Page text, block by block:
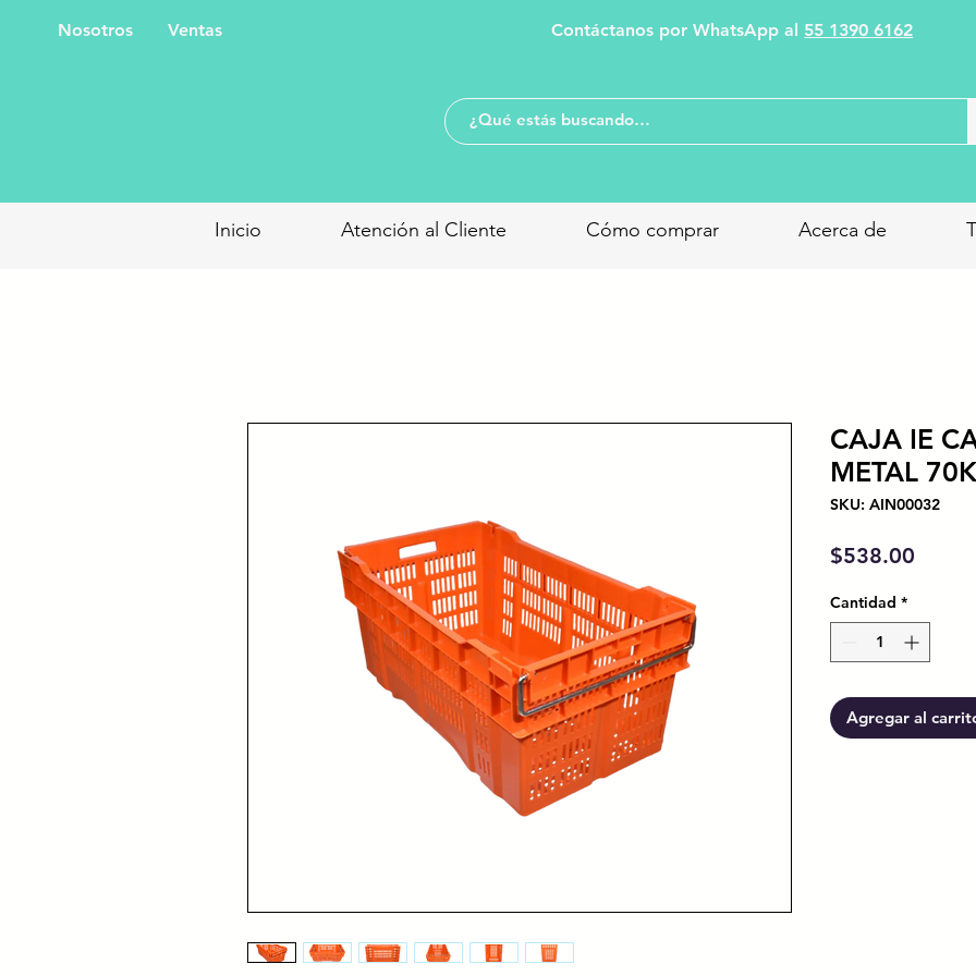
Nosotros Ventas Contáctanos por WhatsApp al 55 1390 6162
Inicio Atención al Cliente Cómo comprar Acerca de
CAJA IE
METAL
SKU: AIN00032
$538.00
Cantidad *
Agregar al